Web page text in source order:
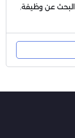
البحث عن وظيفة,